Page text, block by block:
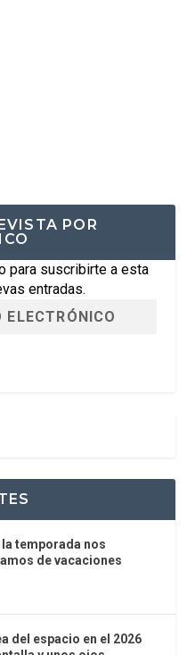
POR
para suscribirte a esta
entradas.
temporada nos
de vacaciones
del espacio en el 2026